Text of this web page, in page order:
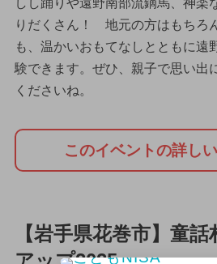
りだくさん！ 地元の方はもちろ
も、温かいおもてなしとともに遠
験できます。ぜひ、親子で思い出
くださいね。
このイベントの詳し
【岩手県花巻市】童